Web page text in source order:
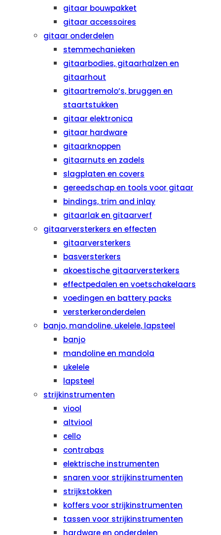
gitaar bouwpakket
gitaar accessoires
gitaar onderdelen
stemmechanieken
gitaarbodies, gitaarhalzen en
gitaarhout
gitaartremolo’s, bruggen en
staartstukken
gitaar elektronica
gitaar hardware
gitaarknoppen
gitaarnuts en zadels
slagplaten en covers
gereedschap en tools voor gitaar
bindings, trim and inlay
gitaarlak en gitaarverf
gitaarversterkers en effecten
gitaarversterkers
basversterkers
akoestische gitaarversterkers
effectpedalen en voetschakelaars
voedingen en battery packs
versterkeronderdelen
banjo, mandoline, ukelele, lapsteel
banjo
mandoline en mandola
ukelele
lapsteel
strijkinstrumenten
viool
altviool
cello
contrabas
elektrische instrumenten
snaren voor strijkinstrumenten
strijkstokken
koffers voor strijkinstrumenten
tassen voor strijkinstrumenten
hardware en onderdelen